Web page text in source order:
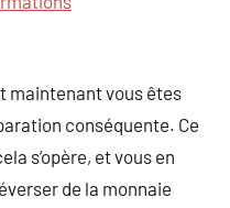
maintenant vous êtes
conséquente. Ce
s’opère, et vous en
de la monnaie